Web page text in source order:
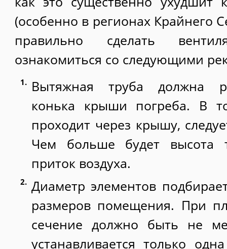
(особенно в регионах Крайнего
правильно сделать
ознакомиться со следующими
Вытяжная труба должна
конька крыши погреба. В
проходит через крышу,
Чем больше будет высота
приток воздуха.
Диаметр элементов
размеров помещения. При
сечение должно быть не
устанавливается только